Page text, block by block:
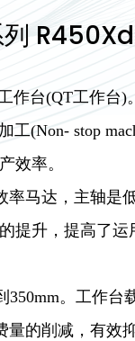
作台(QT工作台)。
工(Non- stop
效率。
率马达，主轴是
提升，提高了运
350mm。工作台
量的削减，有效